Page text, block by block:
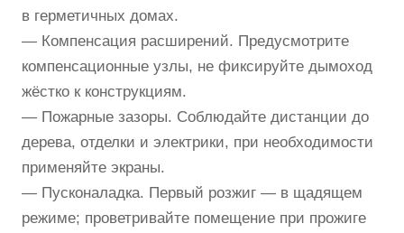
в герметичных домах.
— Компенсация расширений. Предусмотрите
компенсационные узлы, не фиксируйте дымоход
жёстко к конструкциям.
— Пожарные зазоры. Соблюдайте дистанции до
дерева, отделки и электрики, при необходимости
применяйте экраны.
— Пусконаладка. Первый розжиг — в щадящем
режиме; проветривайте помещение при прожиге